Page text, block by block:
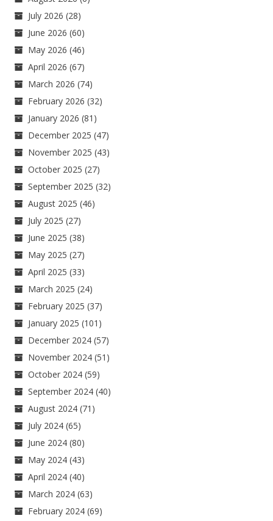
July 2026 (28)
June 2026 (60)
May 2026 (46)
April 2026 (67)
March 2026 (74)
February 2026 (32)
January 2026 (81)
December 2025 (47)
November 2025 (43)
October 2025 (27)
September 2025 (32)
August 2025 (46)
July 2025 (27)
June 2025 (38)
May 2025 (27)
April 2025 (33)
March 2025 (24)
February 2025 (37)
January 2025 (101)
December 2024 (57)
November 2024 (51)
October 2024 (59)
September 2024 (40)
August 2024 (71)
July 2024 (65)
June 2024 (80)
May 2024 (43)
April 2024 (40)
March 2024 (63)
February 2024 (69)